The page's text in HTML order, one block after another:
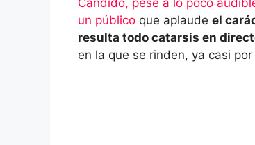
Cándido, pese a lo poco
un público que aplaude el
resulta todo catarsis en
en la que se rinden, ya casi